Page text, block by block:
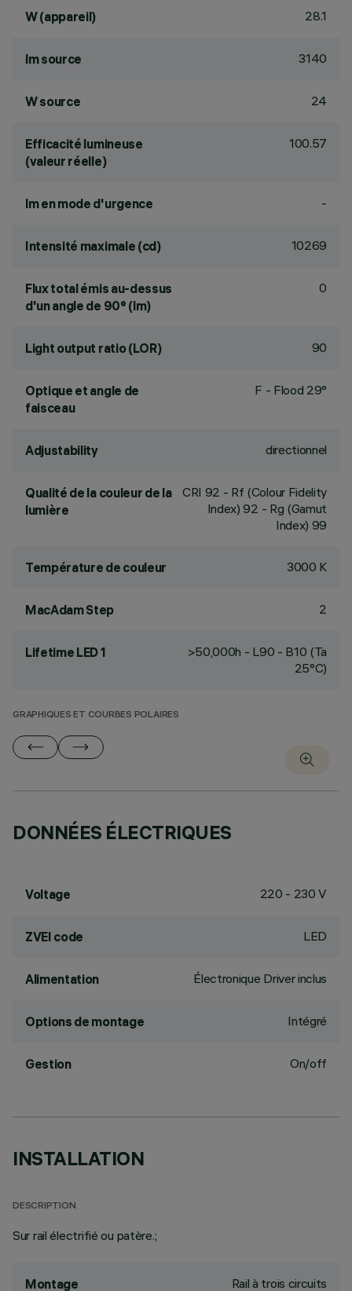
W (appareil) 28.1
lm source 3140
W source 24
Efficacité lumineuse
(valeur réelle)
100.57
lm en mode d'urgence -
Intensité maximale (cd) 10269
Flux total émis au-dessus
d'un angle de 90° (lm)
0
Light output ratio (LOR) 90
Optique et angle de
faisceau
F - Flood 29°
Adjustability directionnel
Qualité de la couleur de la
lumière
CRI 92 - Rf (Colour Fidelity
Index) 92 - Rg (Gamut
Index) 99
Température de couleur 3000 K
MacAdam Step 2
Lifetime LED 1
>50,000h - L90 - B10 (Ta
25°C)
GRAPHIQUES ET COURBES POLAIRES
DONNÉES ÉLECTRIQUES
Voltage 220 - 230 V
ZVEI code LED
Alimentation Électronique Driver inclus
Options de montage Intégré
Gestion On/off
INSTALLATION
DESCRIPTION
Sur rail électrifié ou patère.;
Montage Rail à trois circuits